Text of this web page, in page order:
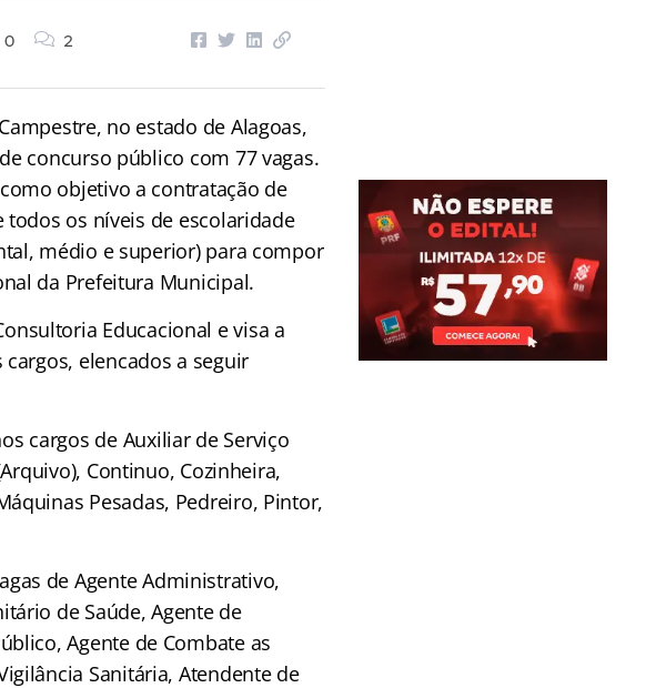
0 2
no estado de Alagoas,
concurso público com 77 vagas.
objetivo a contratação de
todos os níveis de escolaridade
médio e superior) para compor
da Prefeitura Municipal.
Educacional e visa a
elencados a seguir
cargos de Auxiliar de Serviço
Continuo, Cozinheira,
Pesadas, Pedreiro, Pintor,
de Agente Administrativo,
de Saúde, Agente de
Agente de Combate as
Sanitária, Atendente de